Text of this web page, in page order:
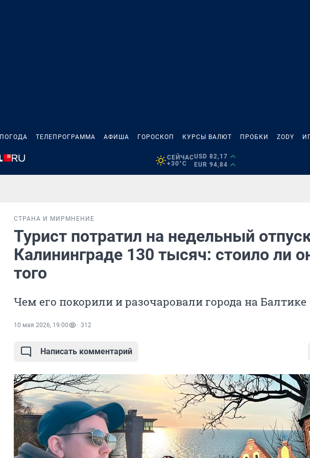
ПОГОДА ТЕЛЕПРОГРАММА АФИША ГОРОСКОП КУРСЫ ВАЛЮТ ПРОБКИ ZODY
СЕЙЧАС
+30°C
USD 82,17
EUR 94,84
СТРАНА И МИР МНЕНИЕ
Турист потратил на недельный
Калининграде 130 тысяч: стоило ли
того
Чем его покорили и разочаровали города на Балтике
10 мая 2026, 19:00 312
Написать комментарий